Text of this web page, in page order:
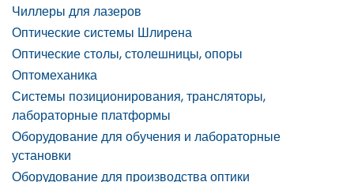
Чиллеры для лазеров
Оптические системы Шлирена
Оптические столы, столешницы, опоры
Оптомеханика
Системы позиционирования, трансляторы,
лабораторные платформы
Оборудование для обучения и лабораторные
установки
Оборудование для производства оптики